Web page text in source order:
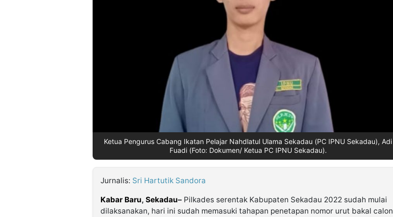
Ketua Pengurus Cabang Ikatan Pelajar Nahdlatul Ulama Sekadau (PC IPNU Sekadau), Adi
Fuadi (Foto: Dokumen/ Ketua PC IPNU Sekadau).
Jurnalis: Sri Hartutik Sandora
Kabar Baru, Sekadau– Pilkades serentak Kabupaten Sekadau 2022 sudah mulai
dilaksanakan, hari ini sudah memasuki tahapan penetapan nomor urut bakal calon